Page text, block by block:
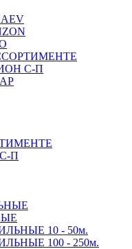
С-П
П
10 - 50м.
100 - 250м.